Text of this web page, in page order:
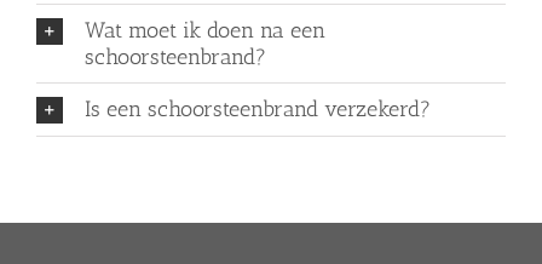
Wat moet ik doen na een
schoorsteenbrand?
Is een schoorsteenbrand verzekerd?